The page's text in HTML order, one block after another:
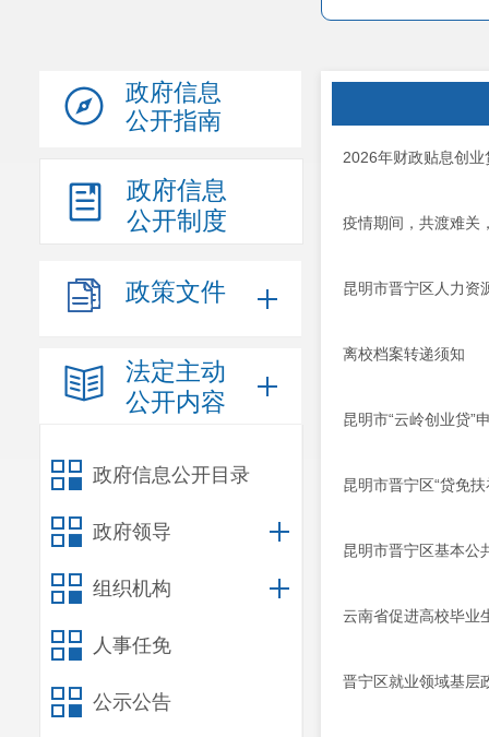
政府信息
公开指南
政府信息
公开制度
政策文件
法定主动
公开内容
政府信息公开目录
政府领导
组织机构
人事任免
公示公告
2026年财政贴息创业
疫情期间，共渡难关
昆明市晋宁区人力资
离校档案转递须知
昆明市“云岭创业贷”
昆明市晋宁区“贷免
昆明市晋宁区基本公
云南省促进高校毕业
晋宁区就业领域基层